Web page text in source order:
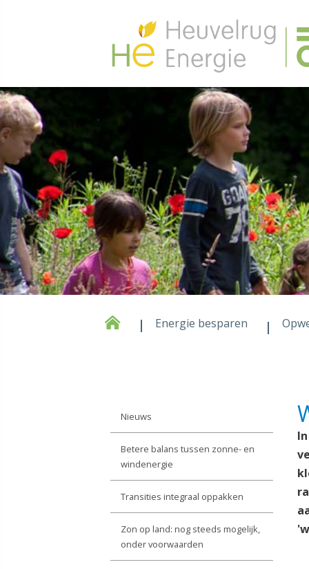
Energie besparen
Nieuws
Betere balans tussen zonne- en
windenergie
Transities integraal oppakken
Zon op land: nog steeds mogelijk,
onder voorwaarden